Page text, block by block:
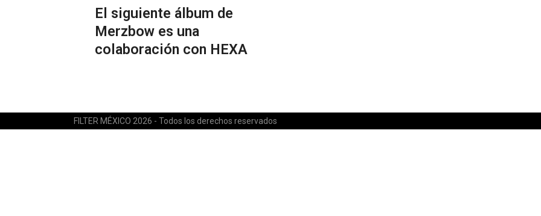
El siguiente álbum de
Merzbow es una
colaboración con HEXA
FILTER MÉXICO 2026 - Todos los derechos reservados